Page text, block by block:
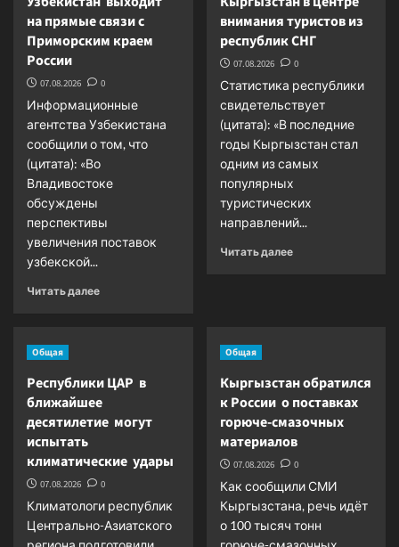
на прямые связи с
Приморским краем
России
07.08.2026 0
Информационные
агентства Узбекистана
сообщили о том, что
(цитата): «Во
Владивостоке
обсуждены
перспективы
увеличения поставок
узбекской...
Читать далееПрочитать
прямые
связи
с
краем
внимания туристов из
республик СНГ
07.08.2026 0
Статистика республики
свидетельствует
(цитата): «В последние
годы Кыргызстан стал
одним из самых
популярных
туристических
направлений...
Читать далееПрочитать
из
республик
СНГ
Общая
Республики ЦАР в
ближайшее
десятилетие могут
испытать
климатические удары
07.08.2026 0
Климатологи республик
Центрально-Азиатского
Общая
Кыргызстан обратился
к России о поставках
горюче-смазочных
материалов
07.08.2026 0
Как сообщили СМИ
Кыргызстана, речь идёт
о 100 тысяч тонн